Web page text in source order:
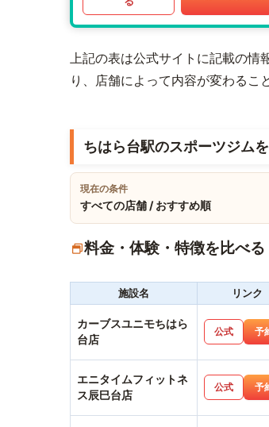
上記の表は公式サイトに記載の情
り、店舗によって内容が変わるこ
ちはら台駅のスポーツジム
現在の条件
すべての店舗 / おすすめ順
料金・体験・特徴を比べる
施設名 リンク
カーブスユニモちはら
台店
公式 予
エニタイムフィットネ
ス辰巳台店
公式 予